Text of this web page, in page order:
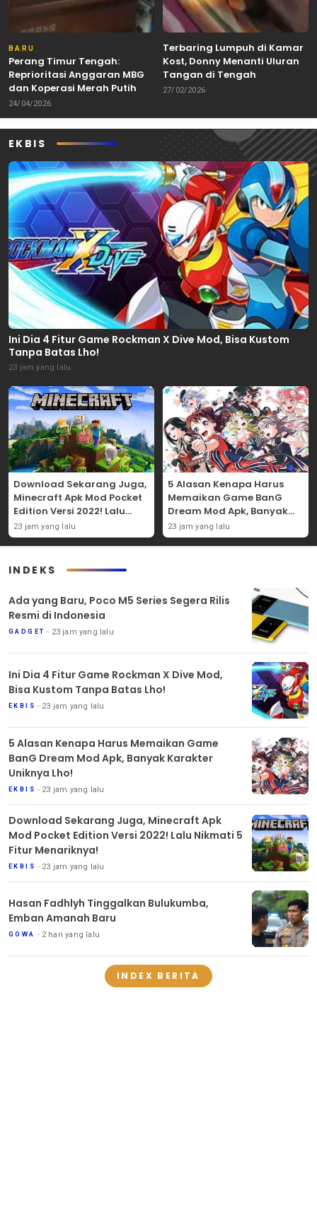
BARU
Perang Timur Tengah:
Reprioritasi Anggaran MBG
dan Koperasi Merah Putih
24/04/2026
Terbaring Lumpuh di Kamar
Kost, Donny Menanti Uluran
Tangan di Tengah
Keterbatasan
27/02/2026
EKBIS
Ini Dia 4 Fitur Game Rockman X Dive Mod, Bisa Kustom
Tanpa Batas Lho!
23 jam yang lalu
Download Sekarang Juga,
Minecraft Apk Mod Pocket
Edition Versi 2022! Lalu
Nikmati 5 Fitur
Menariknya!
23 jam yang lalu
5 Alasan Kenapa Harus
Memaikan Game BanG
Dream Mod Apk, Banyak
Karakter Uniknya Lho!
23 jam yang lalu
INDEKS
Ada yang Baru, Poco M5 Series Segera Rilis
Resmi di Indonesia
GADGET 23 jam yang lalu
Ini Dia 4 Fitur Game Rockman X Dive Mod,
Bisa Kustom Tanpa Batas Lho!
EKBIS 23 jam yang lalu
5 Alasan Kenapa Harus Memaikan Game
BanG Dream Mod Apk, Banyak Karakter
Uniknya Lho!
EKBIS 23 jam yang lalu
Download Sekarang Juga, Minecraft Apk
Mod Pocket Edition Versi 2022! Lalu Nikmati 5
Fitur Menariknya!
EKBIS 23 jam yang lalu
Hasan Fadhlyh Tinggalkan Bulukumba,
Emban Amanah Baru
GOWA 2 hari yang lalu
INDEX BERITA